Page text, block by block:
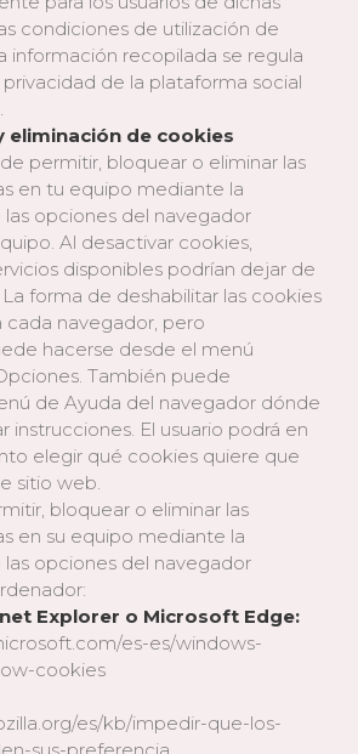
condiciones de utilización de
información recopilada se regula
de la plataforma social
eliminación de cookies
permitir, bloquear o eliminar las
en tu equipo mediante la
opciones del navegador
Al desactivar cookies,
disponibles podrían dejar de
forma de deshabilitar las cookies
cada navegador, pero
hacerse desde el menú
También puede
de Ayuda del navegador dónde
instrucciones. El usuario podrá en
elegir qué cookies quiere que
sitio web.
bloquear o eliminar las
en su equipo mediante la
opciones del navegador
Explorer o Microsoft Edge:
es-es/windows-
cookies
es/kb/impedir-que-los-